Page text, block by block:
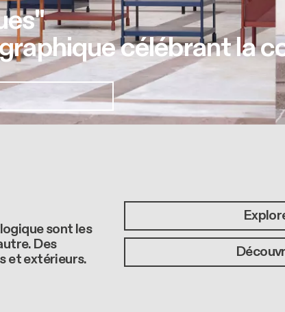
célébrant la
sont les
Des
et extérieurs.